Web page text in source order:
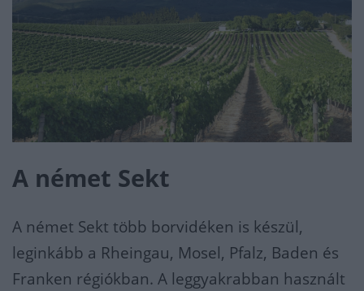
A német Sekt
A német Sekt több borvidéken is készül,
leginkább a Rheingau, Mosel, Pfalz, Baden és
Franken régiókban. A leggyakrabban használt